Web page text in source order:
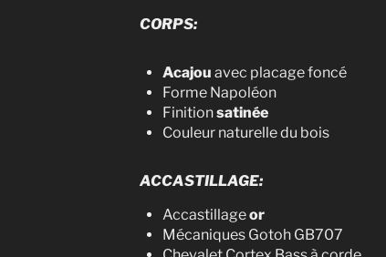
CORPS:
Acajou avec placage foncé
Forme Napoléon
Finitionsatinée
Couleur naturelle du bois
ACCASTILLAGE:
Accastillageor
Mécaniques Gotoh GB707